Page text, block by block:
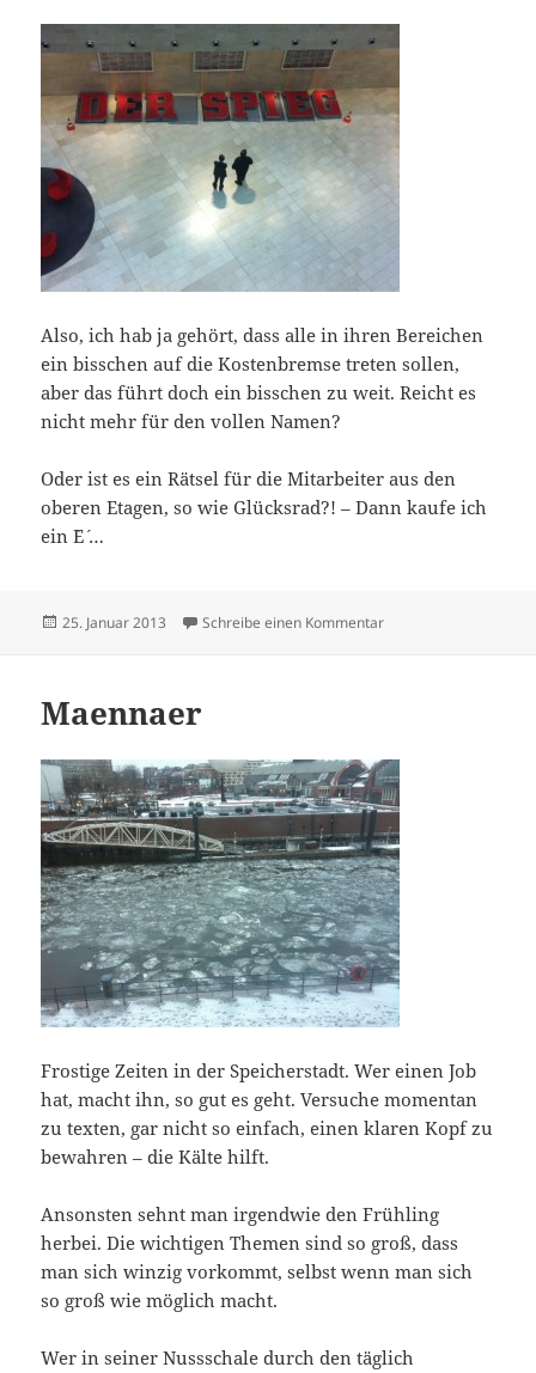
Also, ich hab ja gehört, dass alle in ihren Bereichen
ein bisschen auf die Kostenbremse treten sollen,
aber das führt doch ein bisschen zu weit. Reicht es
nicht mehr für den vollen Namen?
Oder ist es ein Rätsel für die Mitarbeiter aus den
oberen Etagen, so wie Glücksrad?! – Dann kaufe ich
ein `E´ …
Veröffentlicht
25. Januar 2013 Schreibe einen Kommentarzu Der Spieg im
Maennaer
Frostige Zeiten in der Speicherstadt. Wer einen Job
hat, macht ihn, so gut es geht. Versuche momentan
zu texten, gar nicht so einfach, einen klaren Kopf zu
bewahren – die Kälte hilft.
Ansonsten sehnt man irgendwie den Frühling
herbei. Die wichtigen Themen sind so groß, dass
man sich winzig vorkommt, selbst wenn man sich
so groß wie möglich macht.
Wer in seiner Nussschale durch den täglich